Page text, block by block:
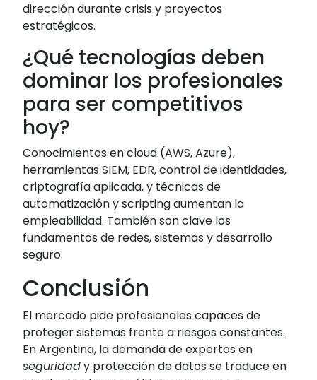
dirección durante crisis y proyectos
estratégicos.
¿Qué tecnologías deben
dominar los profesionales
para ser competitivos
hoy?
Conocimientos en cloud (AWS, Azure),
herramientas SIEM, EDR, control de identidades,
criptografía aplicada, y técnicas de
automatización y scripting aumentan la
empleabilidad. También son clave los
fundamentos de redes, sistemas y desarrollo
seguro.
Conclusión
El mercado pide profesionales capaces de
proteger sistemas frente a riesgos constantes.
En Argentina, la demanda de expertos en
seguridady protección de datos se traduce en